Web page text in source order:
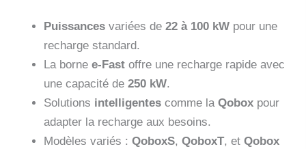
Puissances variées de 22 à 100 kW pour une
recharge standard.
La borne e-Fast offre une recharge rapide avec
une capacité de 250 kW.
Solutions intelligentes comme la Qobox pour
adapter la recharge aux besoins.
Modèles variés : QoboxS, QoboxT, et Qobox